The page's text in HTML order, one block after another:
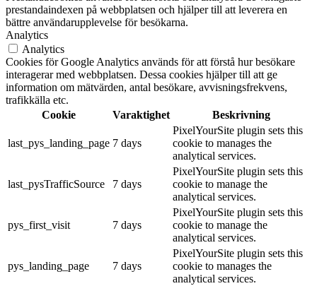
prestandaindexen på webbplatsen och hjälper till att leverera en
bättre användarupplevelse för besökarna.
Analytics
Analytics
Cookies för Google Analytics används för att förstå hur besökare
interagerar med webbplatsen. Dessa cookies hjälper till att ge
information om mätvärden, antal besökare, avvisningsfrekvens,
trafikkälla etc.
Cookie
Varaktighet Beskrivning
last_pys_landing_page 7 days
PixelYourSite plugin sets this
cookie to manages the
analytical services.
last_pysTrafficSource 7 days
PixelYourSite plugin sets this
cookie to manage the
analytical services.
pys_first_visit 7 days
PixelYourSite plugin sets this
cookie to manage the
analytical services.
pys_landing_page 7 days
PixelYourSite plugin sets this
cookie to manages the
analytical services.